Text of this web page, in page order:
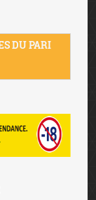
DU PARI